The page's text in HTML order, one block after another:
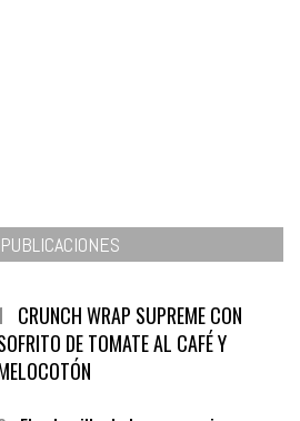
CRUNCH WRAP SUPREME CON
DE TOMATE AL CAFÉ Y